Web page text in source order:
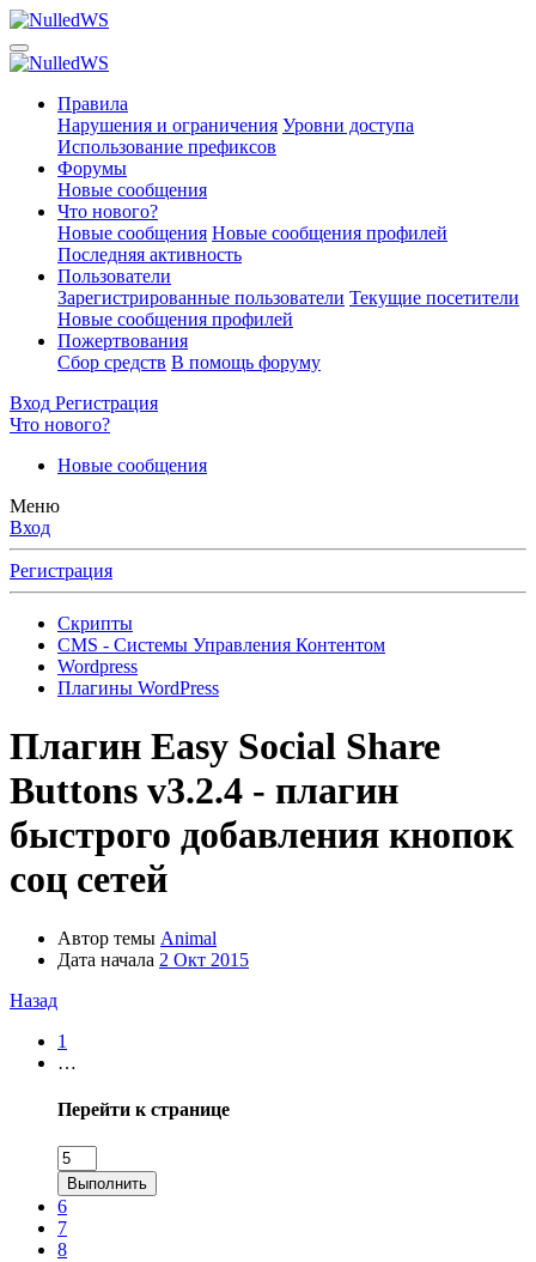
Правила
Нарушения и ограничения Уровни доступа
Использование префиксов
Форумы
Новые сообщения
Что нового?
Новые сообщения Новые сообщения профилей
Последняя активность
Пользователи
Зарегистрированные пользователи Текущие посетители
Новые сообщения профилей
Пожертвования
Сбор средств В помощь форуму
Вход Регистрация
Что нового?
Новые сообщения
Меню
Вход
Регистрация
Скрипты
CMS - Системы Управления Контентом
Wordpress
Плагины WordPress
Плагин Easy Social Share
Buttons v3.2.4 - плагин
быстрого добавления кнопок
соц сетей
Автор темы Animal
Дата начала 2 Окт 2015
Назад
1
…
Перейти к странице
Выполнить
6
7
8